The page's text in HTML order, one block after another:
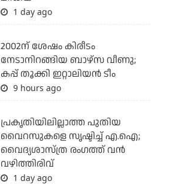
1 day ago
2002ന് ശേഷം കിരീടം
നേടാനിറങ്ങിയ ബാഴ്സ വീണു;
കപ്പ് തൂക്കി ഇറ്റാലിയൻ ടീം
9 hours ago
പ്രകൃതിയിലില്ലാത്ത പുതിയ
വൈറസുകളെ സൃഷ്ടിച്ച് എ.ഐ;
വൈദ്യശാസ്ത്ര രംഗത്ത് വന്‍
വഴിത്തിരിവ്
1 day ago